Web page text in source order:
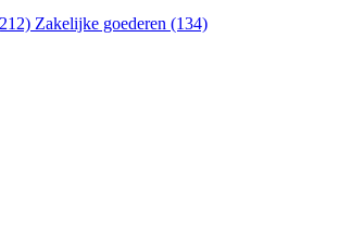
Zakelijke goederen (134)